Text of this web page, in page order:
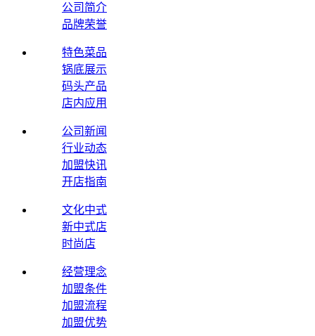
公司简介
品牌荣誉
特色菜品
锅底展示
码头产品
店内应用
公司新闻
行业动态
加盟快讯
开店指南
文化中式
新中式店
时尚店
经营理念
加盟条件
加盟流程
加盟优势